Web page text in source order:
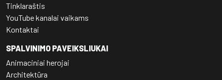
Tinklaraštis
YouTube kanalai vaikams
Kontaktai
SPALVINIMO PAVEIKSLIUKAI
Animaciniai herojai
Architektūra